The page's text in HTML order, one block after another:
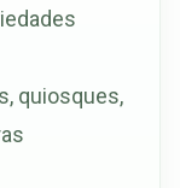
quiosques,